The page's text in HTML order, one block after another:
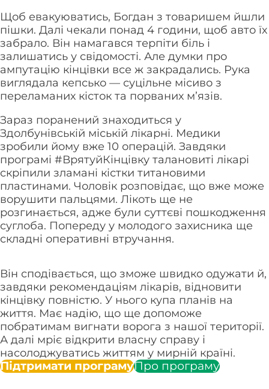
Щоб евакуюватись, Богдан з товаришем йшли
пішки. Далі чекали понад 4 години, щоб авто їх
забрало. Він намагався терпіти біль і
залишатись у свідомості. Але думки про
ампутацію кінцівки все ж закрадались. Рука
виглядала кепсько — суцільне місиво з
переламаних кісток та порваних м’язів.
Зараз поранений знаходиться у
Здолбунівській міській лікарні. Медики
зробили йому вже 10 операцій. Завдяки
програмі #ВрятуйКінцівку талановиті лікарі
скріпили зламані кістки титановими
пластинами. Чоловік розповідає, що вже може
ворушити пальцями. Лікоть ще не
розгинається, адже були суттєві пошкодження
суглоба. Попереду у молодого захисника ще
складні оперативні втручання.
Він сподівається, що зможе швидко одужати й,
завдяки рекомендаціям лікарів, відновити
кінцівку повністю. У нього купа планів на
життя. Має надію, що ще допоможе
побратимам вигнати ворога з нашої території.
А далі мріє відкрити власну справу і
насолоджуватись життям у мирній країні.
Підтримати програмуПро програму